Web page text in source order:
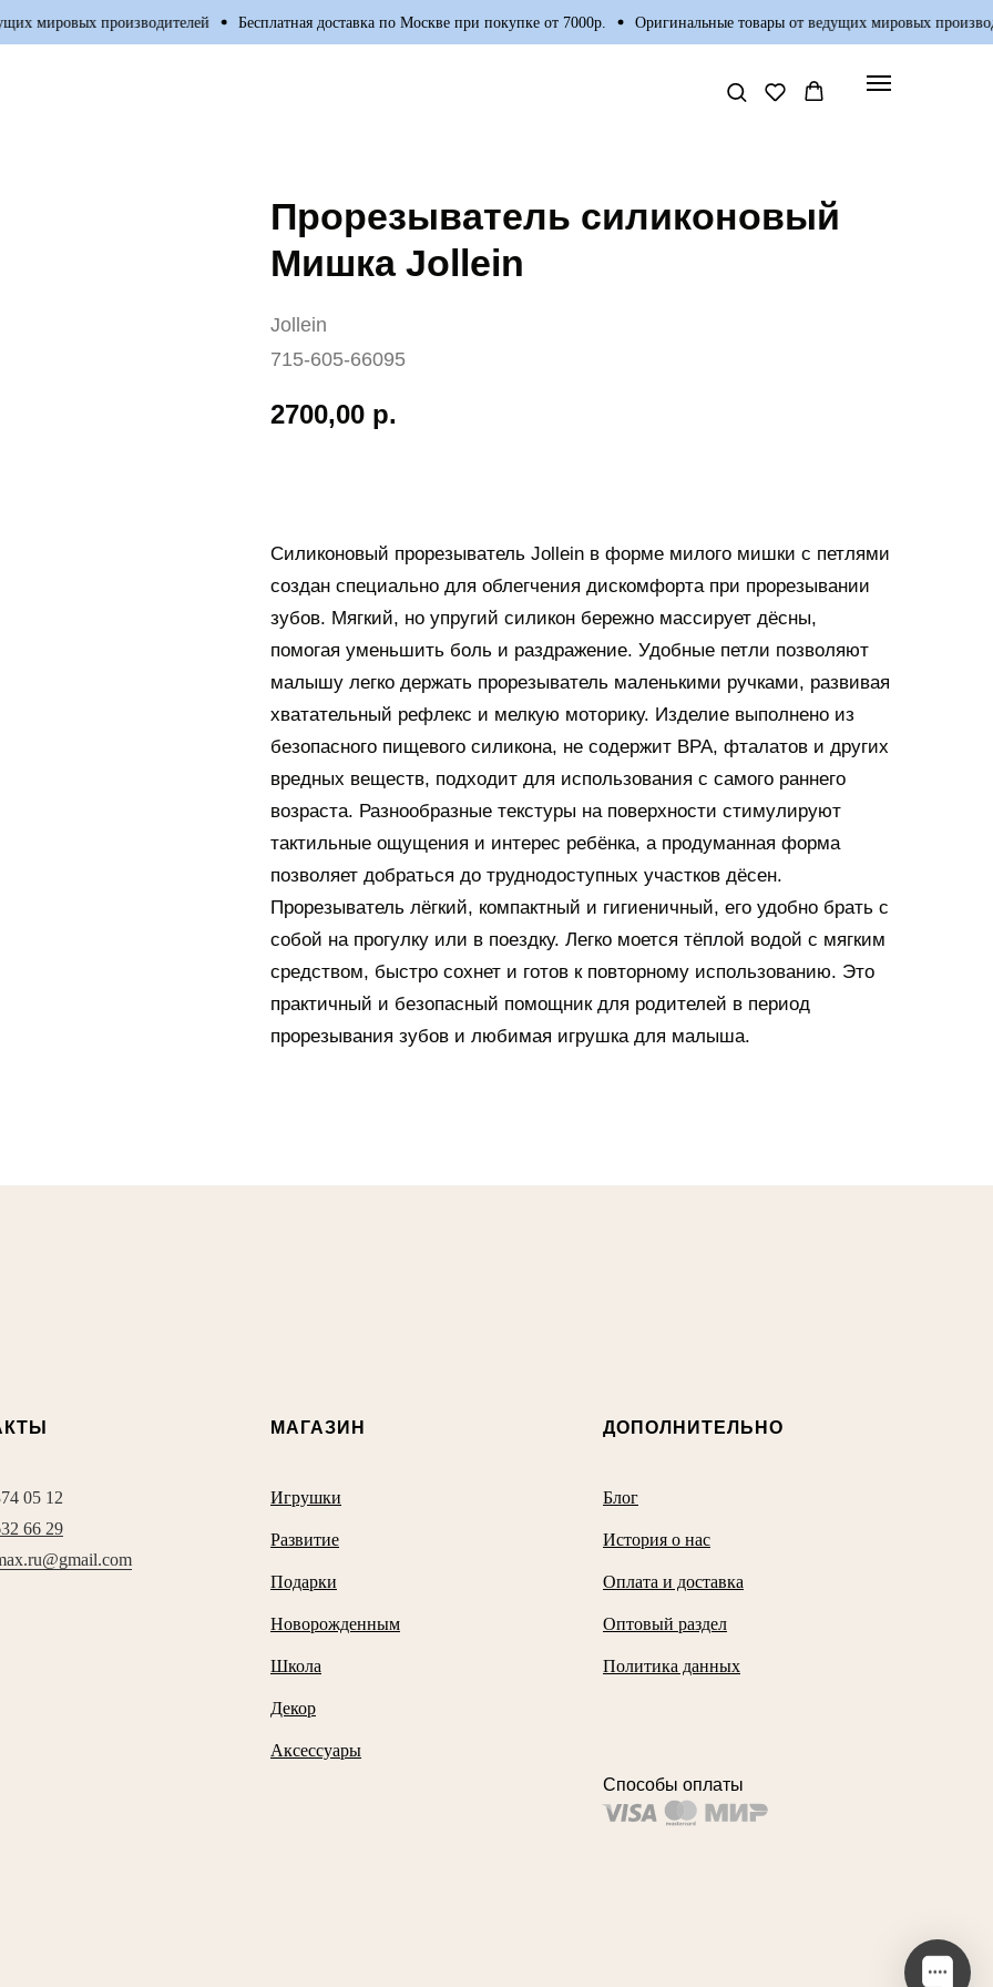
мировых производителей Бесплатная доставка по Москве при покупке от 7000р. Оригинальные товары от ведущих мировых
Прорезыватель силиконовый
Мишка Jollein
Jollein
715-605-66095
2700,00 р.
Силиконовый прорезыватель Jollein в форме милого мишки с петлями
создан специально для облегчения дискомфорта при прорезывании
зубов. Мягкий, но упругий силикон бережно массирует дёсны,
помогая уменьшить боль и раздражение. Удобные петли позволяют
малышу легко держать прорезыватель маленькими ручками, развивая
хватательный рефлекс и мелкую моторику. Изделие выполнено из
безопасного пищевого силикона, не содержит BPA, фталатов и других
вредных веществ, подходит для использования с самого раннего
возраста. Разнообразные текстуры на поверхности стимулируют
тактильные ощущения и интерес ребёнка, а продуманная форма
позволяет добраться до труднодоступных участков дёсен.
Прорезыватель лёгкий, компактный и гигиеничный, его удобно брать с
собой на прогулку или в поездку. Легко моется тёплой водой с мягким
средством, быстро сохнет и готов к повторному использованию. Это
практичный и безопасный помощник для родителей в период
прорезывания зубов и любимая игрушка для малыша.
05 12
66 29
МАГАЗИН
Игрушки
Развитие
Подарки
Новорожденным
Школа
Декор
Аксессуары
ДОПОЛНИТЕЛЬНО
Блог
История о нас
Оплата и доставка
Оптовый раздел
Политика данных
Способы оплаты